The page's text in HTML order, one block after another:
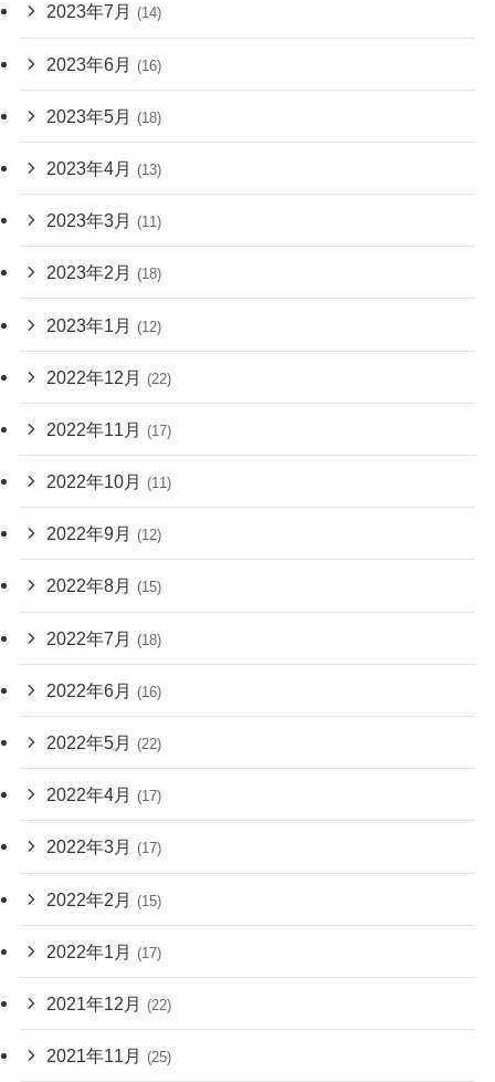
2023年7月 (14)
2023年6月 (16)
2023年5月 (18)
2023年4月 (13)
2023年3月 (11)
2023年2月 (18)
2023年1月 (12)
2022年12月 (22)
2022年11月 (17)
2022年10月 (11)
2022年9月 (12)
2022年8月 (15)
2022年7月 (18)
2022年6月 (16)
2022年5月 (22)
2022年4月 (17)
2022年3月 (17)
2022年2月 (15)
2022年1月 (17)
2021年12月 (22)
2021年11月 (25)